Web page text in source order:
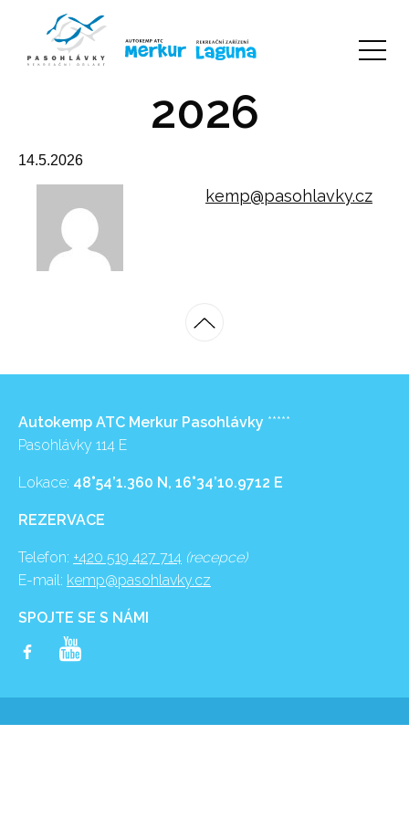
2026
14.5.2026
kemp@pasohlavky.cz
Autokemp ATC Merkur Pasohlávky *****
Pasohlávky 114 E
Lokace: 48°54’1.360 N, 16°34’10.9712 E
REZERVACE
Telefon: +420 519 427 714 (recepce)
E-mail: kemp@pasohlavky.cz
SPOJTE SE S NÁMI